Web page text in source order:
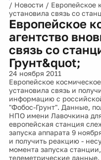
/ Новости / Европейское
установила связь со
Европейское
агентство
связь со
Грунт&quot;
24 ноября 2011
Европейское
установила связь и
информацию с
"Фобос-Грунт". Данные,
НПО имени Лавочкина
европейская станция
запуска аппарата 9
и получить реакцию -
момента запуска
телеметрические